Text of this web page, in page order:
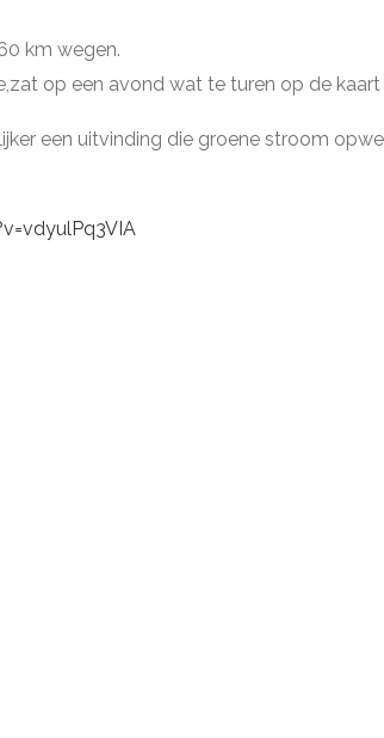
km wegen.
op een avond wat te turen op de
een uitvinding die groene stroom